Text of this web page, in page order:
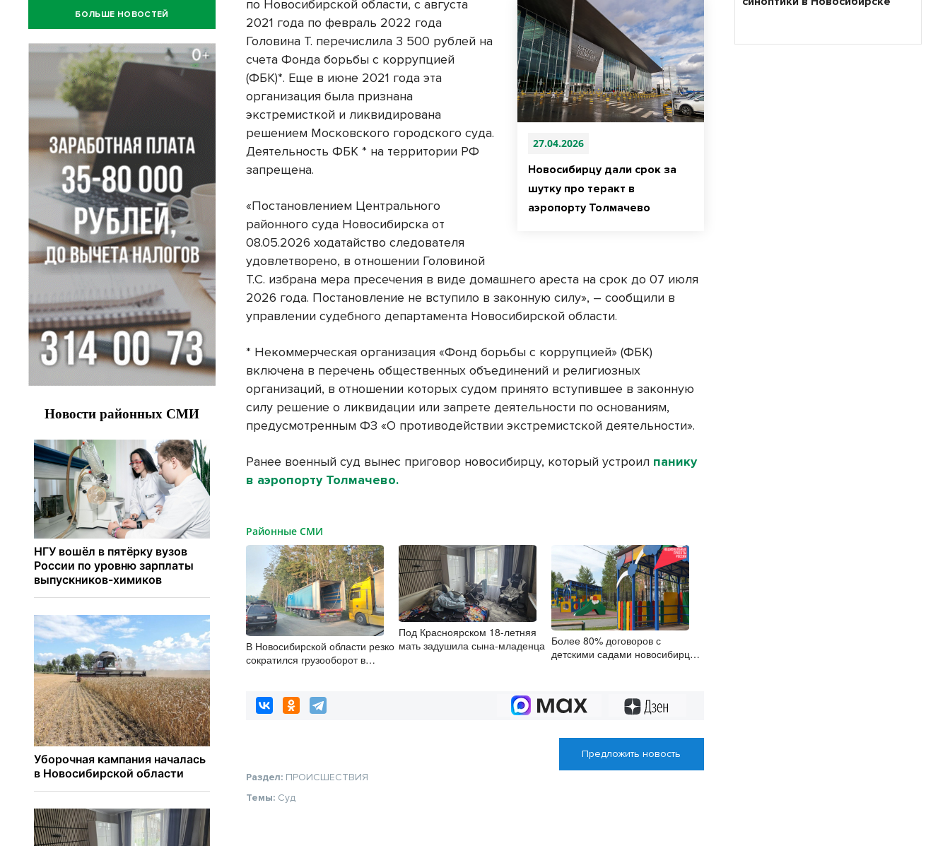
27.04.2026
Новосибирцу дали срок за
шутку про теракт в
аэропорту Толмачево
по Новосибирской области, с августа
2021 года по февраль 2022 года
Головина Т. перечислила 3 500 рублей на
счета Фонда борьбы с коррупцией
(ФБК)*. Еще в июне 2021 года эта
организация была признана
экстремисткой и ликвидирована
решением Московского городского суда.
Деятельность ФБК * на территории РФ
запрещена.
«Постановлением Центрального
районного суда Новосибирска от
08.05.2026 ходатайство следователя
удовлетворено, в отношении Головиной
Т.С. избрана мера пресечения в виде домашнего ареста на срок до 07 июля
2026 года. Постановление не вступило в законную силу», – сообщили в
управлении судебного департамента Новосибирской области.
* Некоммерческая организация «Фонд борьбы с коррупцией» (ФБК)
включена в перечень общественных объединений и религиозных
организаций, в отношении которых судом принято вступившее в законную
силу решение о ликвидации или запрете деятельности по основаниям,
предусмотренным ФЗ «О противодействии экстремистской деятельности».
Ранее военный суд вынес приговор новосибирцу, который устроил панику
в аэропорту Толмачево.
Районные СМИ
В Новосибирской области резко
сократился грузооборот в
Под Красноярском 18-летняя
мать задушила сына-младенца Более 80% договоров с
детскими садами новосибирцы
Предложить новость
Раздел: ПРОИСШЕСТВИЯ
Темы: Суд
БОЛЬШЕ НОВОСТЕЙ